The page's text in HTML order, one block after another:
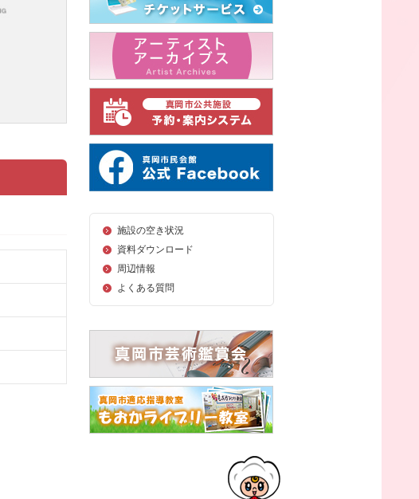
施設の空き状況
資料ダウンロード
周辺情報
よくある質問